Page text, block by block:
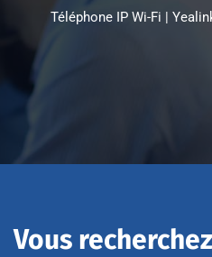
Téléphone IP Wi-Fi |
Vous